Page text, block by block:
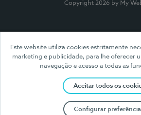
Este website utiliza cookies estritamente
marketing e publicidade, para lhe oferecer
navegação e acesso a todas as
Aceitar todos os
Configurar
Copyright 2026 by My